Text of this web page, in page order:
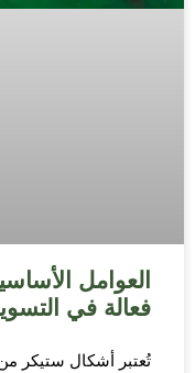
العوامل
فعالة في
تُعتبر أشكال ستيكر